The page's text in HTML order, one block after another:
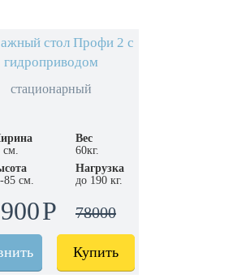
стол Профи 2 с
гидроприводом
стационарный
см.
Вес
60кг.
85 см.
Нагрузка
до 190 кг.
78000
Купить